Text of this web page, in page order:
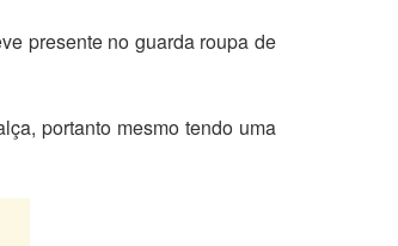
presente no guarda roupa de
portanto mesmo tendo uma